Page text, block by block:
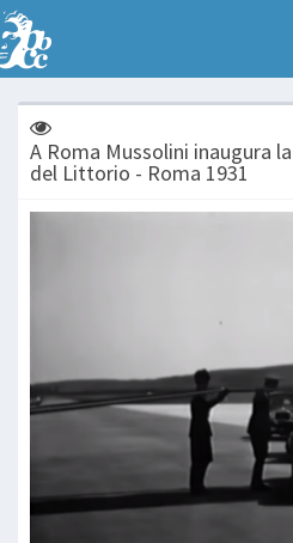
A Roma Mussolini inaugura
del Littorio - Roma 1931